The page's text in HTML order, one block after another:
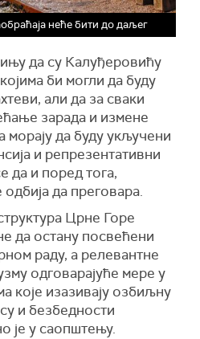
неће бити до даљег
да су Калуђеровићу
би могли да буду
али да за сваки
зарада и измене
морају да буду укључени
и репрезентативни
да и поред тога,
да преговара.
Црне Горе
да остану посвећени
раду, а релевантне
одговарајуће мере у
које изазивају озбиљну
и безбедности
је у саопштењу.